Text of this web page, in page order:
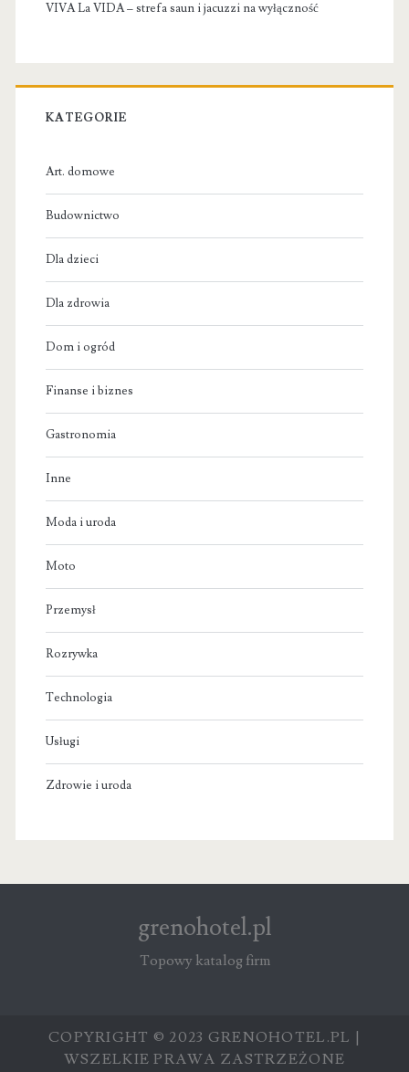
VIVA La VIDA – strefa saun i jacuzzi na wyłączność
KATEGORIE
Art. domowe
Budownictwo
Dla dzieci
Dla zdrowia
Dom i ogród
Finanse i biznes
Gastronomia
Inne
Moda i uroda
Moto
Przemysł
Rozrywka
Technologia
Usługi
Zdrowie i uroda
grenohotel.pl
Topowy katalog firm
COPYRIGHT © 2023 GRENOHOTEL.PL |
WSZELKIE PRAWA ZASTRZEŻONE